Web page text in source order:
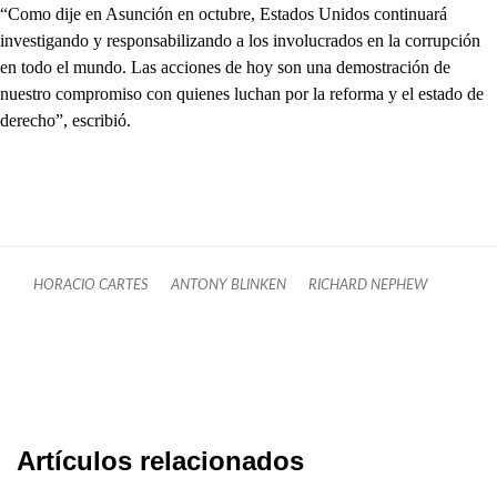
“Como dije en Asunción en octubre, Estados Unidos continuará
investigando y responsabilizando a los involucrados en la corrupción
en todo el mundo. Las acciones de hoy son una demostración de
nuestro compromiso con quienes luchan por la reforma y el estado de
derecho”, escribió.
HORACIO CARTES ANTONY BLINKEN RICHARD NEPHEW
Artículos relacionados